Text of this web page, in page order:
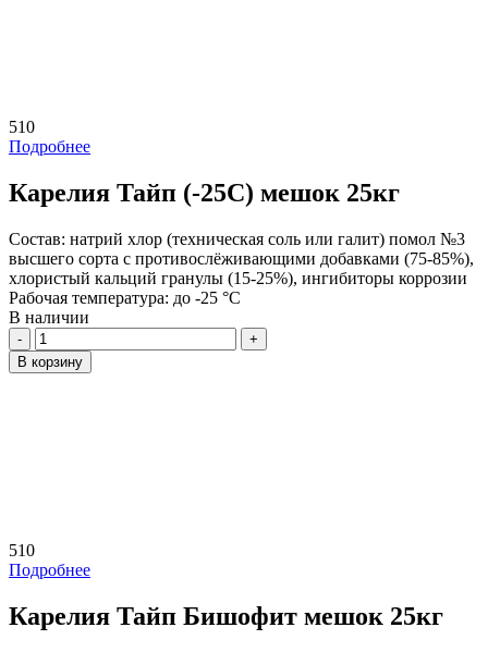
510
Подробнее
Карелия Тайп (-25C) мешок 25кг
Состав: натрий хлор (техническая соль или галит) помол №3
высшего сорта с противослёживающими добавками (75-85%),
хлористый кальций гранулы (15-25%), ингибиторы коррозии
Рабочая температура: до -25 °C
В наличии
Количество
В корзину
510
Подробнее
Карелия Тайп Бишофит мешок 25кг